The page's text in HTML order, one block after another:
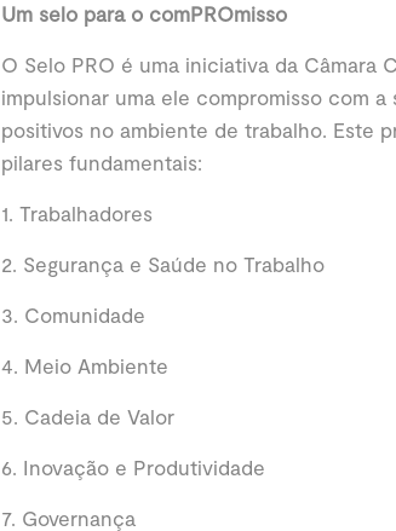
Um selo para o comPROmisso
O Selo PRO é uma iniciativa da Câmara
impulsionar uma ele compromisso com
positivos no ambiente de trabalho. Este
pilares fundamentais:
1. Trabalhadores
2. Segurança e Saúde no Trabalho
3. Comunidade
4. Meio Ambiente
5. Cadeia de Valor
6. Inovação e Produtividade
7. Governança